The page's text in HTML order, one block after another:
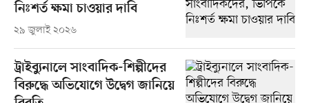
নিঃশর্ত ক্ষমা চাওয়ার দাবি
২৯ জুলাই ২০২৬
ট্রাইব্যুনালে সাংবাদিক-শিল্পীদের
বিরুদ্ধে অভিযোগে উদ্বেগ জানিয়ে